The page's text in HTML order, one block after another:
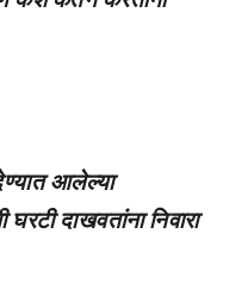
आलेल्या
घरटी दाखवतांना निवारा